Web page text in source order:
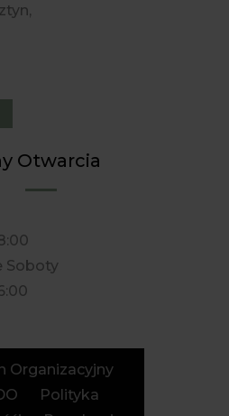
Otwarcia
Soboty
Organizacyjny
Polityka